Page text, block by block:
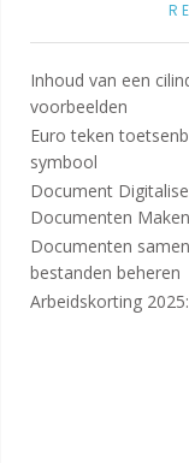
Inhoud van een
voorbeelden
Euro teken
symbool
Document
Documenten Maken
Documenten
bestanden beheren
Arbeidskorting